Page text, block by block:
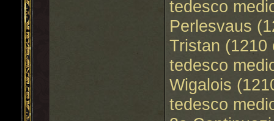
tedesco
Perlesvaus
Tristan (1210
tedesco
Wigalois
tedesco